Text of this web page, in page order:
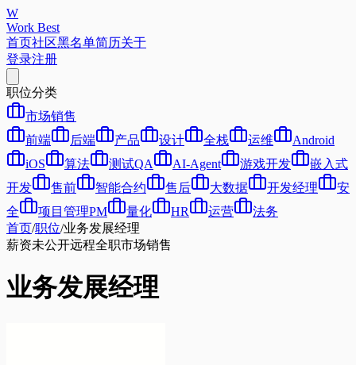
W
Work Best
首页社区黑名单简历关于
登录注册
职位分类
市场销售
前端
后端 产品 设计 全栈 运维
Android
iOS
算法 测试QA AI-Agent 游戏开发
嵌入式
开发
售前 智能合约 售后 大数据 开发经理
安
全
项目管理PM 量化 HR 运营
法务
首页/职位/业务发展经理
薪资未公开远程全职市场销售
业务发展经理